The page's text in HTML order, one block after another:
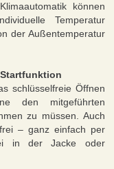
können
Temperatur
der Außentemperatur
schlüsselfreie Öffnen
den mitgeführten
zu müssen. Auch
– ganz einfach per
in der Jacke oder